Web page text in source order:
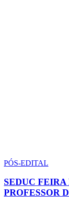
PÓS-EDITAL
SEDUC
PROFESSOR